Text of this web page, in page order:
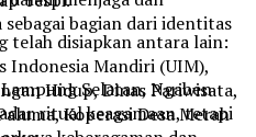
telah disiapkan antara lain:
Indonesia Mandiri (UIM),
Hidup, Dinas Pariwisata,
Koperasi Desa Merah
bagian dari identitas
Selatan, Ngaben
ritual keagamaan, tetapi